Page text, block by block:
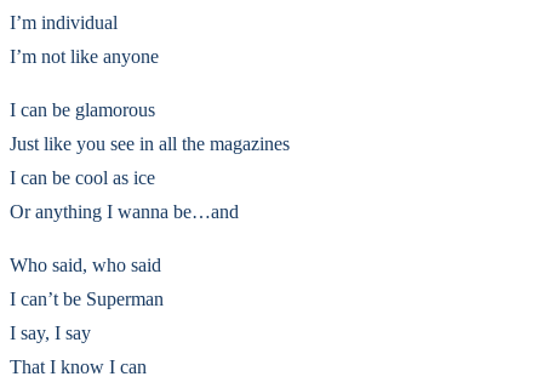
I’m individual
I’m not like anyone
I can be glamorous
Just like you see in all the magazines
I can be cool as ice
Or anything I wanna be…and
Who said, who said
I can’t be Superman
I say, I say
That I know I can